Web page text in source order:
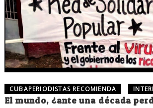
CUBAPERIODISTAS RECOMIENDA
El mundo, ¿ante una década